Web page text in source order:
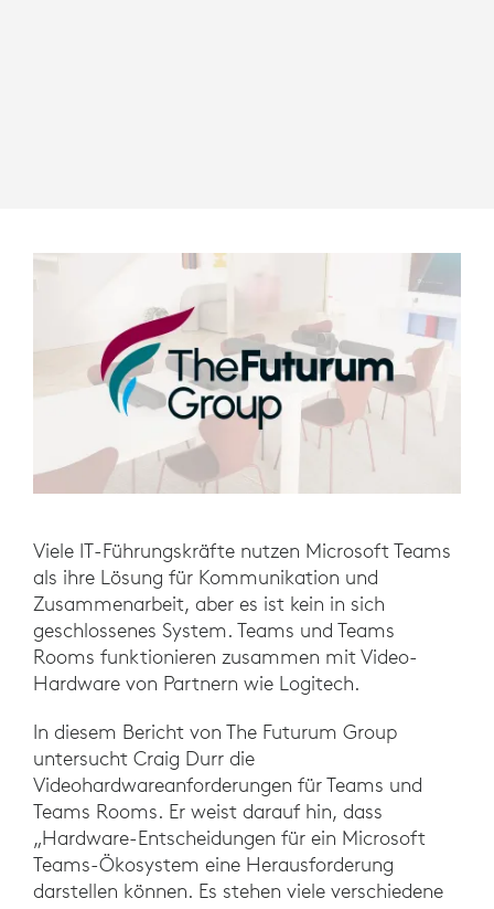
Viele IT-Führungskräfte nutzen Microsoft Teams
als ihre Lösung für Kommunikation und
Zusammenarbeit, aber es ist kein in sich
geschlossenes System. Teams und Teams
Rooms funktionieren zusammen mit Video-
Hardware von Partnern wie Logitech.
In diesem Bericht von The Futurum Group
untersucht Craig Durr die
Videohardwareanforderungen für Teams und
Teams Rooms. Er weist darauf hin, dass
„Hardware-Entscheidungen für ein Microsoft
Teams-Ökosystem eine Herausforderung
darstellen können. Es stehen viele verschiedene